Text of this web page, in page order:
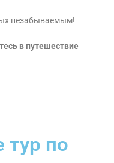
незабываемым!
в путешествие
тур по